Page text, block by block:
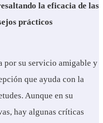
la eficacia de las
prácticos
por su servicio amigable y
que ayuda con la
Aunque en su
hay algunas críticas